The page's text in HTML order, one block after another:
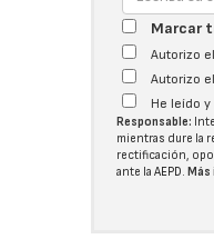
Marcar
Autorizo
Autorizo
He leído
Responsable:
mientras dure la
rectificación,
ante laAEPD.